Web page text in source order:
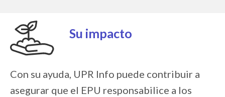
Su impacto
Con su ayuda, UPR Info puede contribuir a
asegurar que el EPU responsabilice a los